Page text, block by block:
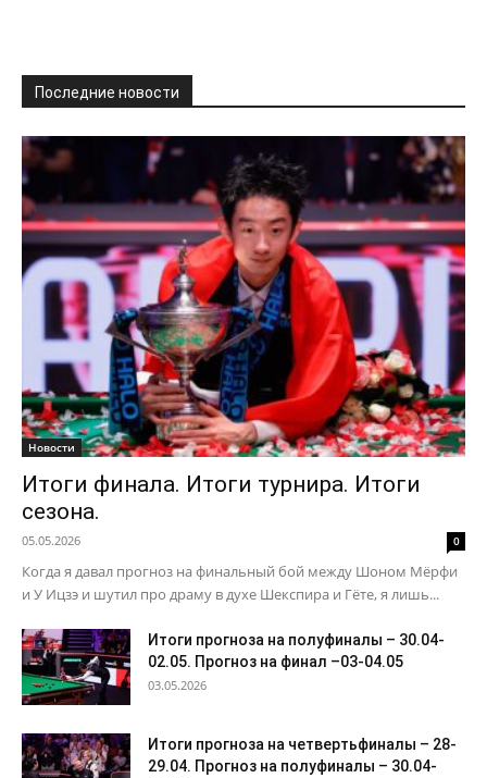
Последние новости
Новости
Итоги финала. Итоги турнира. Итоги
сезона.
05.05.2026 0
Когда я давал прогноз на финальный бой между Шоном Мёрфи
и У Ицзэ и шутил про драму в духе Шекспира и Гёте, я лишь...
Итоги прогноза на полуфиналы – 30.04-
02.05. Прогноз на финал –03-04.05
03.05.2026
Итоги прогноза на четвертьфиналы – 28-
29.04. Прогноз на полуфиналы – 30.04-